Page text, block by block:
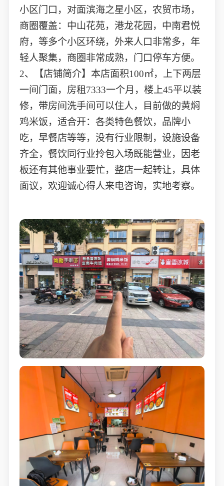
小区门口，对面滨海之星小区，农贸市场，
商圈覆盖：中山花苑，港龙花园，中南君悦
府，等多个小区环绕，外来人口非常多，年
轻人聚集，商圈非常成熟，门口停车方便。
2、【店铺简介】本店面积100㎡，上下两层
一间门面，房租7333一个月，楼上45平以装
修，带房间洗手间可以住人，目前做的黄焖
鸡米饭，适合开：各类特色餐饮，品牌小
吃，早餐店等等，没有行业限制，设施设备
齐全，餐饮同行业拎包入场既能营业，因老
板还有其他事业要忙，整店一起转让，具体
面议，欢迎诚心得人来电咨询，实地考察。